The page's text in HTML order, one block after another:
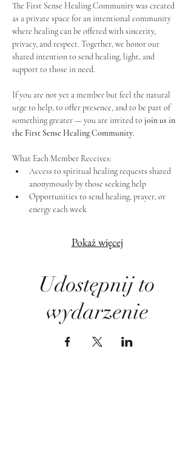
The First Sense Healing Community was created
as a private space for an intentional community
where healing can be offered with sincerity,
privacy, and respect. Together, we honor our
shared intention to send healing, light, and
support to those in need.
If you are not yet a member but feel the natural
urge to help, to offer presence, and to be part of
something greater — you are invited to join us in
the First Sense Healing Community.
What Each Member Receives:
Access to spiritual healing requests shared
anonymously by those seeking help
Opportunities to send healing, prayer, or
energy each week
Pokaż więcej
Udostępnij to
wydarzenie